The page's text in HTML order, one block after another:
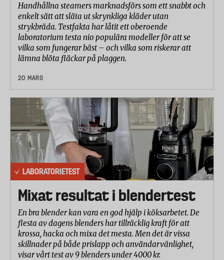
Handhållna steamers marknadsförs som ett snabbt och
enkelt sätt att släta ut skrynkliga kläder utan
strykbräda. Testfakta har låtit ett oberoende
laboratorium testa nio populära modeller för att se
vilka som fungerar bäst – och vilka som riskerar att
lämna blöta fläckar på plaggen.
20 MARS
LABORATORIETEST
Mixat resultat i blendertest
En bra blender kan vara en god hjälp i köksarbetet. De
flesta av dagens blenders har tillräcklig kraft för att
krossa, hacka och mixa det mesta. Men det är vissa
skillnader på både prislapp och användarvänlighet,
visar vårt test av 9 blenders under 4000 kr.